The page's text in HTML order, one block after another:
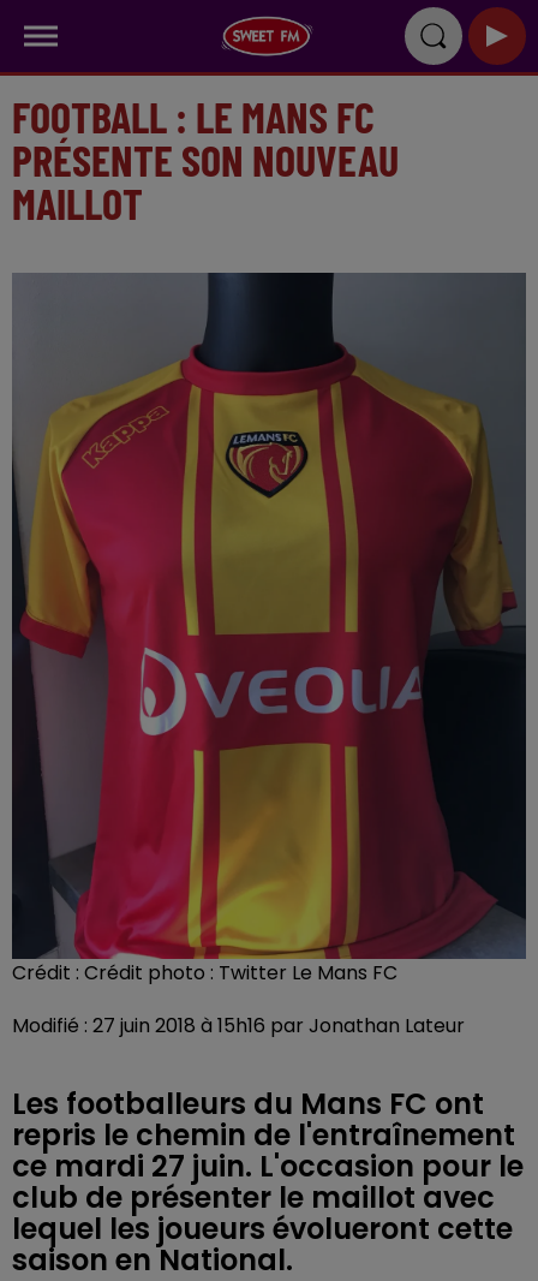
FOOTBALL : LE MANS FC
PRÉSENTE SON NOUVEAU
MAILLOT
Crédit : Crédit photo : Twitter Le Mans FC
Modifié : 27 juin 2018 à 15h16 par Jonathan Lateur
Les footballeurs du Mans FC ont
repris le chemin de l'entraînement
ce mardi 27 juin. L'occasion pour le
club de présenter le maillot avec
lequel les joueurs évolueront cette
saison en National.